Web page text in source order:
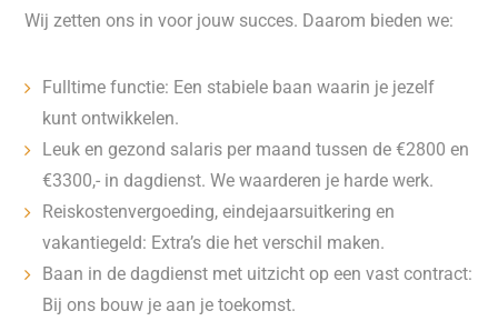
Wij zetten ons in voor jouw succes. Daarom bieden we:
Fulltime functie: Een stabiele baan waarin je jezelf
kunt ontwikkelen.
Leuk en gezond salaris per maand tussen de €2800 en
€3300,- in dagdienst. We waarderen je harde werk.
Reiskostenvergoeding, eindejaarsuitkering en
vakantiegeld: Extra’s die het verschil maken.
Baan in de dagdienst met uitzicht op een vast contract:
Bij ons bouw je aan je toekomst.